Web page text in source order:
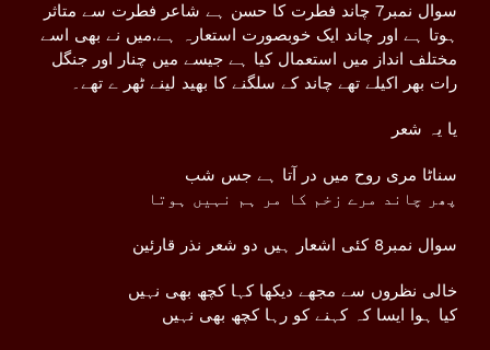
سوال نمبر7 چاند فطرت کا حسن ہے شاعر فطرت سے متاثر
ہوتا ہے اور چاند ایک خوبصورت استعارہ ہے.میں نے بھی اسے
مختلف انداز میں استعمال کیا ہے جیسے میں چنار اور جنگل
رات بھر اکیلے تھے چاند کے سلگنے کا بھید لینے ٹھر ے تھے۔
یا یہ شعر
سناٹا مری روح میں در آتا ہے جس شب
پھر چاند مرے زخم کا مر ہم نہیں ہوتا
سوال نمبر8 کئی اشعار ہیں دو شعر نذر قارئین
خالی نظروں سے مجھے دیکھا کہا کچھ بھی نہیں
کیا ہوا ایسا کہ کہنے کو رہا کچھ بھی نہیں